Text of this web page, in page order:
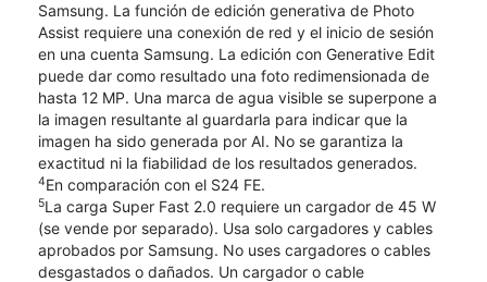
Samsung. La función de edición generativa de Photo
Assist requiere una conexión de red y el inicio de sesión
en una cuenta Samsung. La edición con Generative Edit
puede dar como resultado una foto redimensionada de
hasta 12 MP. Una marca de agua visible se superpone a
la imagen resultante al guardarla para indicar que la
imagen ha sido generada por AI. No se garantiza la
exactitud ni la fiabilidad de los resultados generados.
4En comparación con el S24 FE.
5La carga Super Fast 2.0 requiere un cargador de 45 W
(se vende por separado). Usa solo cargadores y cables
aprobados por Samsung. No uses cargadores o cables
desgastados o dañados. Un cargador o cable